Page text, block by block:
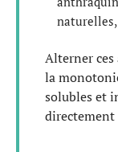
naturelles,
Alterner ces
la
solubles et